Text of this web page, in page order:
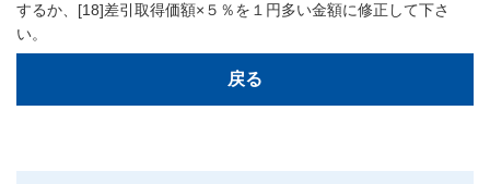
するか、[18]差引取得価額×５％を１円多い金額に修正して下さ
い。
戻る